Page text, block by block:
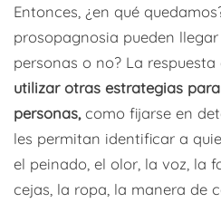
Entonces, ¿en qué
prosopagnosia pueden
personas o no? La respuesta
utilizar otras estrategias
personas, como fijarse en
les permitan identificar a
el peinado, el olor, la voz, la
cejas, la ropa, la manera de